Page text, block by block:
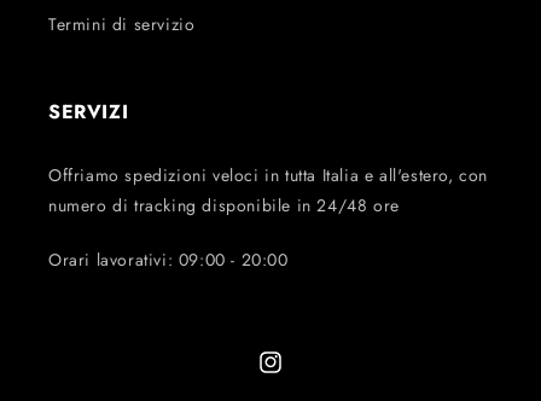
Termini di servizio
SERVIZI
Offriamo spedizioni veloci in tutta Italia e all'estero, con
numero di tracking disponibile in 24/48 ore
Orari lavorativi: 09:00 - 20:00
Instagram